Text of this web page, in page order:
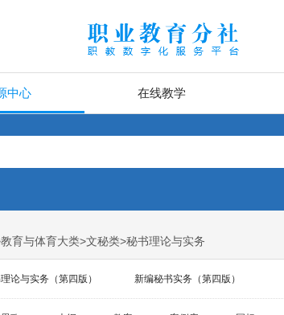
中心 在线教学
育与体育大类>文秘类>秘书理论与实务
论与实务（第四版） 新编秘书实务（第四版）